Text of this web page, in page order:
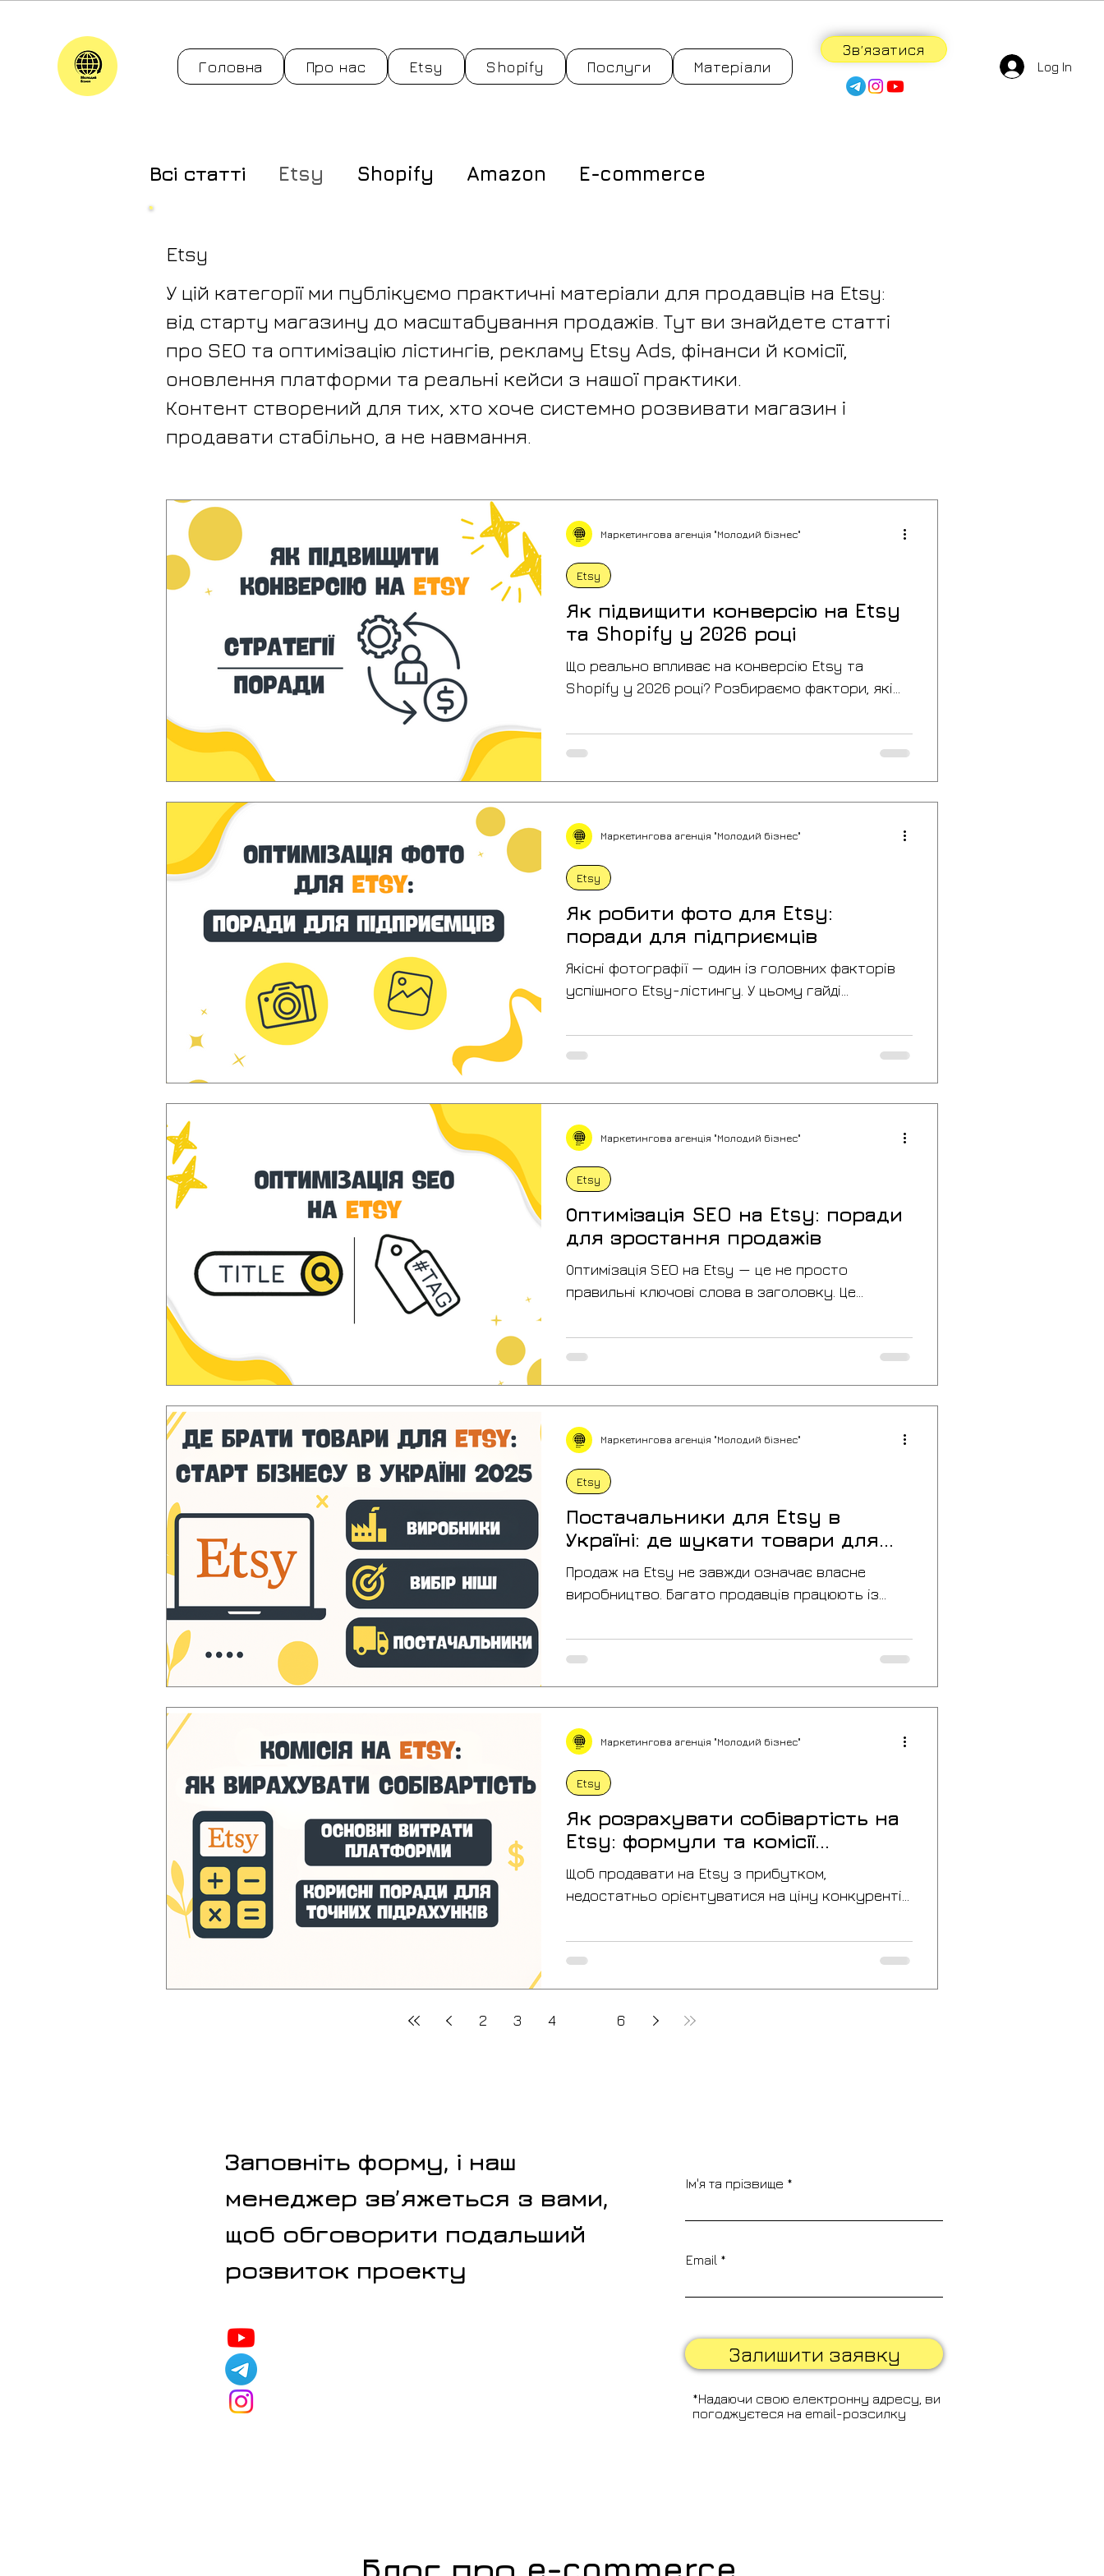
Головна Про нас Etsy Shopify Послуги Матеріали
Звʼязатися
Log In
Всі статті Etsy Shopify Amazon E-commerce
Etsy
У цій категорії ми публікуємо практичні матеріали для продавців на Etsy:
від старту магазину до масштабування продажів. Тут ви знайдете статті
про SEO та оптимізацію лістингів, рекламу Etsy Ads, фінанси й комісії,
оновлення платформи та реальні кейси з нашої практики.
Контент створений для тих, хто хоче системно розвивати магазин і
продавати стабільно, а не навмання.
Як підвищити конверсію на Etsy
та Shopify у 2026 році
Що реально впливає на конверсію Etsy та
Shopify у 2026 році? Розбираємо фактори, які
mobile experience, реклама, аналітика та подача
товару.
Etsy
Маркетингова агенція "Молодий бізнес"
Як робити фото для Etsy:
поради для підприємців
Якісні фотографії — один із головних факторів
успішного Etsy-лістингу. У цьому гайді
побудувати ефективну фотогалерею,
використовувати банери та відео, а також
показуємо практичні приклади, які допоможуть
підвищити CTR, довіру покупців і конверсію
магазину.
Etsy
Маркетингова агенція "Молодий бізнес"
Оптимізація SEO на Etsy: поради
для зростання продажів
Оптимізація SEO на Etsy — це не просто
правильні ключові слова в заголовку. Це
структурою лістингів, яка допомагає магазину
стабільно зростати в органічній видимості без
Etsy
Маркетингова агенція "Молодий бізнес"
Постачальники для Etsy в
Україні: де шукати товари для
продажу
Продаж на Etsy не завжди означає власне
виробництво. Багато продавців працюють із
співпрацюють з локальними майстернями чи
постачальниками й успішно будують бізнес на
платформі. У цій статті ми розглянемо, де
шукати постачальників для Etsy в Україні, які
формати співпраці існують, на що звертати
увагу при виборі та як уникнути типових
помилок на старті. Що означає працювати з
постачальниками для Etsy Постачальники для
Etsy — це виробник
Etsy
Маркетингова агенція "Молодий бізнес"
Як розрахувати собівартість на
Etsy: формули та комісії
платформи
Щоб продавати на Etsy з прибутком,
недостатньо орієнтуватися на ціну конкурентів
реальну собівартість кожного товару з
урахуванням усіх витрат. Собівартість на Etsy
платіжні витрати та інші змінні витрати, які
Etsy
Маркетингова агенція "Молодий бізнес"
2 3 4 6
Заповніть форму, і наш
менеджер звʼяжеться з вами,
щоб обговорити подальший
розвиток проекту
Ім'я та прізвище
Email
Залишити заявку
*Надаючи свою електронну адресу, ви
погоджуєтеся на email-розсилку